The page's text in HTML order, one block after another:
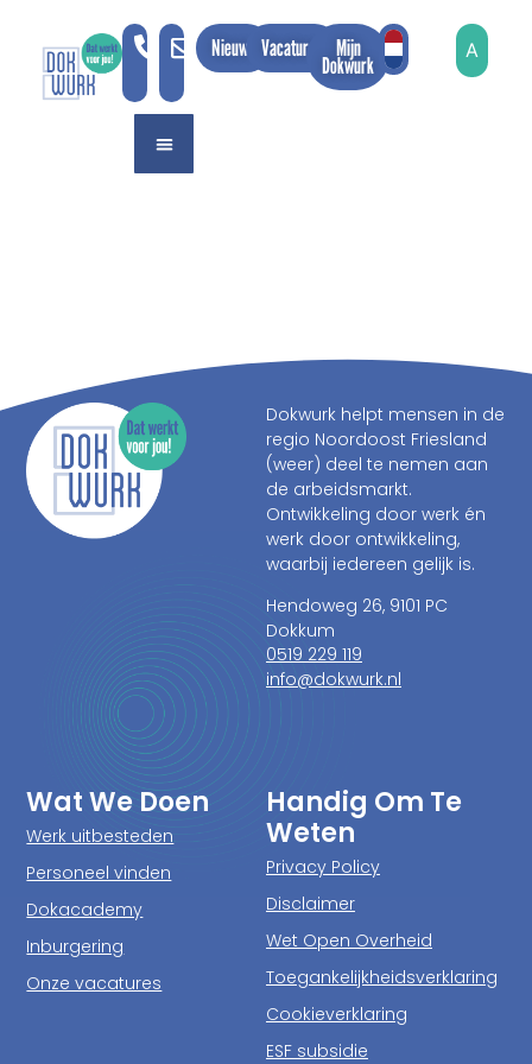
Nieuws Vacatures Mijn
Dokwurk
A
Dokwurk helpt mensen in de
regio Noordoost Friesland
(weer) deel te nemen aan
de arbeidsmarkt.
Ontwikkeling door werk én
werk door ontwikkeling,
waarbij iedereen gelijk is.
Hendoweg 26, 9101 PC
Dokkum
0519 229 119
info@dokwurk.nl
Wat We Doen
Werk uitbesteden
Personeel vinden
Dokacademy
Inburgering
Onze vacatures
Handig Om Te
Weten
Privacy Policy
Disclaimer
Wet Open Overheid
Toegankelijkheidsverklaring
Cookieverklaring
ESF subsidie